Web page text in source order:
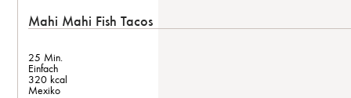
Mahi Mahi Fish Tacos
25 Min.
Einfach
320 kcal
Mexiko